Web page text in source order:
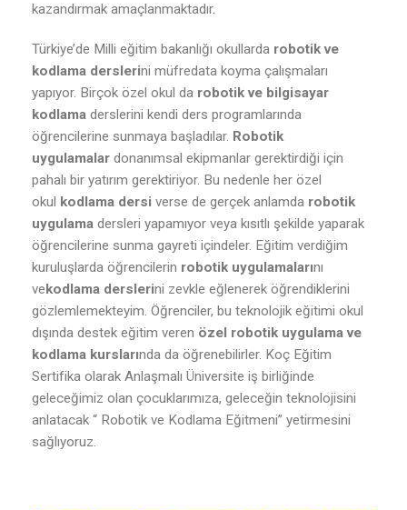
kazandırmak amaçlanmaktadır.
Türkiye’de Milli eğitim bakanlığı okullarda robotik ve
kodlama derslerini müfredata koyma çalışmaları
yapıyor. Birçok özel okul da robotik ve bilgisayar
kodlama derslerini kendi ders programlarında
öğrencilerine sunmaya başladılar. Robotik
uygulamalar donanımsal ekipmanlar gerektirdiği için
pahalı bir yatırım gerektiriyor. Bu nedenle her özel
okul kodlama dersi verse de gerçek anlamda robotik
uygulama dersleri yapamıyor veya kısıtlı şekilde yaparak
öğrencilerine sunma gayreti içindeler. Eğitim verdiğim
kuruluşlarda öğrencilerin robotik uygulamalarını
vekodlama derslerini zevkle eğlenerek öğrendiklerini
gözlemlemekteyim. Öğrenciler, bu teknolojik eğitimi okul
dışında destek eğitim veren özel robotik uygulama ve
kodlama kurslarında da öğrenebilirler. Koç Eğitim
Sertifika olarak Anlaşmalı Üniversite iş birliğinde
geleceğimiz olan çocuklarımıza, geleceğin teknolojisini
anlatacak “ Robotik ve Kodlama Eğitmeni” yetirmesini
sağlıyoruz.